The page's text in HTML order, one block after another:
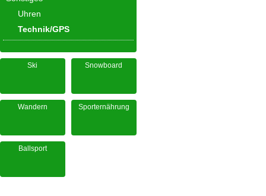
Uhren
Technik/GPS
Ski Snowboard
Wandern Sporternährung
Ballsport